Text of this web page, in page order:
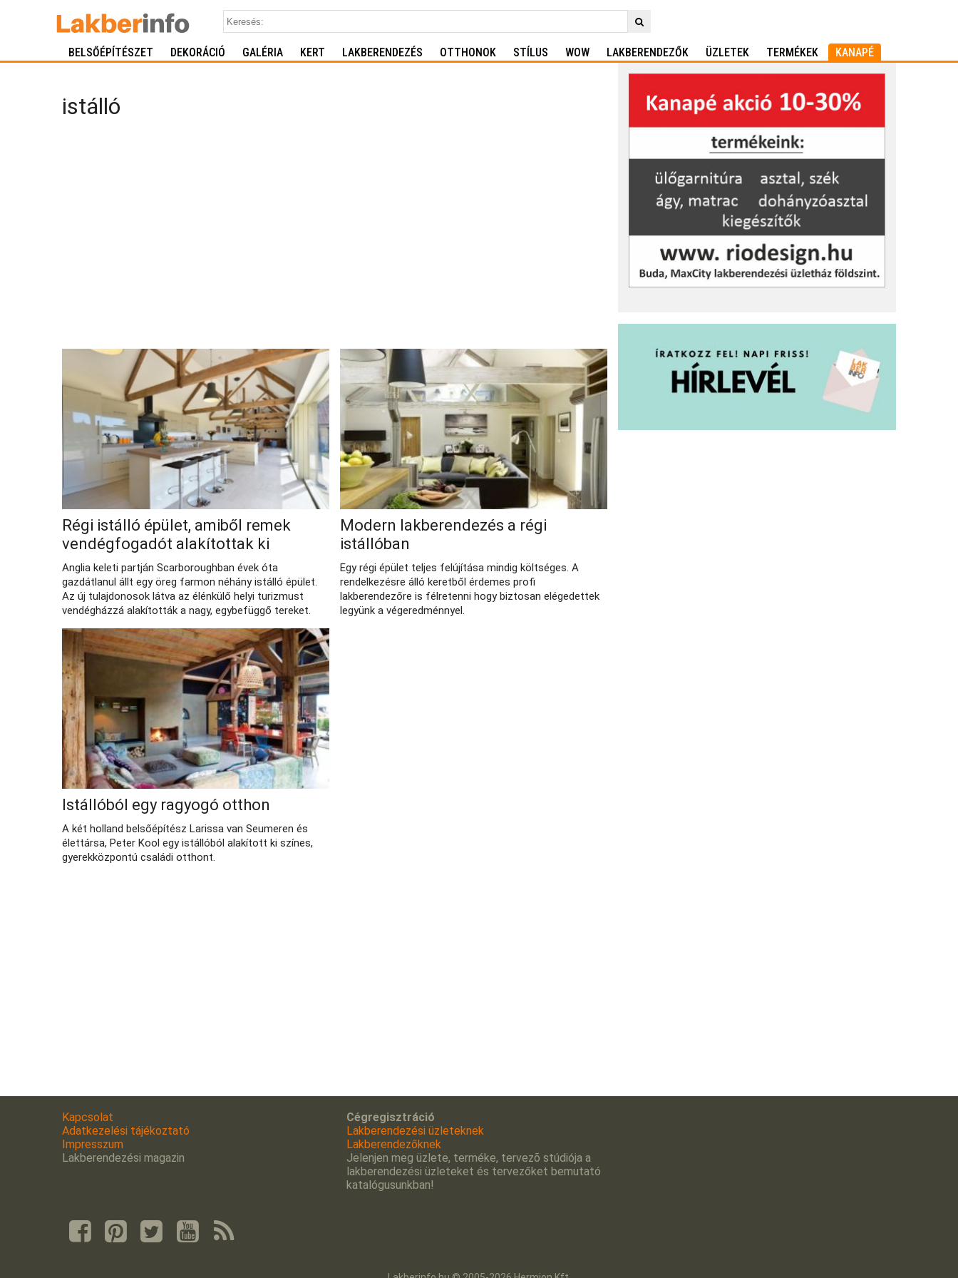
BELSŐÉPÍTÉSZET DEKORÁCIÓ GALÉRIA KERT LAKBERENDEZÉS OTTHONOK STÍLUS WOW LAKBERENDEZŐK ÜZLETEK TERMÉKEK KANAPÉ
istálló
Régi istálló épület, amiből remek
vendégfogadót alakítottak ki
Anglia keleti partján Scarboroughban évek óta
gazdátlanul állt egy öreg farmon néhány istálló épület.
Az új tulajdonosok látva az élénkülő helyi turizmust
vendégházzá alakították a nagy, egybefüggő tereket.
Modern lakberendezés a régi
istállóban
Egy régi épület teljes felújítása mindig költséges. A
rendelkezésre álló keretből érdemes profi
lakberendezőre is félretenni hogy biztosan elégedettek
legyünk a végeredménnyel.
Istállóból egy ragyogó otthon
A két holland belsőépítész Larissa van Seumeren és
élettársa, Peter Kool egy istállóból alakított ki színes,
gyerekközpontú családi otthont.
Kapcsolat
Adatkezelési tájékoztató
Impresszum
Lakberendezési magazin
Cégregisztráció
Lakberendezési üzleteknek
Lakberendezőknek
Jelenjen meg üzlete, terméke, tervezõ stúdiója a
lakberendezési üzleteket és tervezőket bemutató
katalógusunkban!